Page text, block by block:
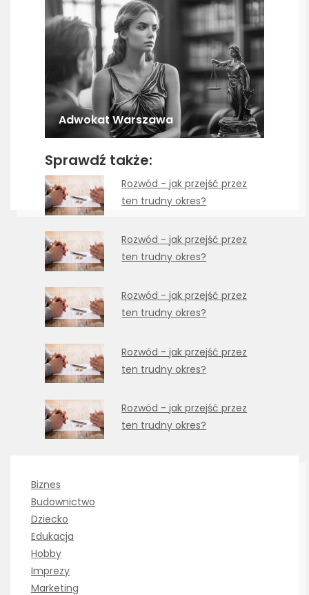
Adwokat Warszawa
Sprawdź także:
Rozwód - jak przejść przez
ten trudny okres?
Rozwód - jak przejść przez
ten trudny okres?
Rozwód - jak przejść przez
ten trudny okres?
Rozwód - jak przejść przez
ten trudny okres?
Rozwód - jak przejść przez
ten trudny okres?
Biznes
Budownictwo
Dziecko
Edukacja
Hobby
Imprezy
Marketing